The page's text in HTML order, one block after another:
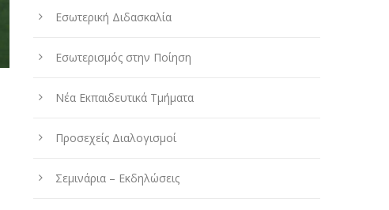
Εσωτερική Διδασκαλία
Εσωτερισμός στην Ποίηση
Νέα Εκπαιδευτικά Τμήματα
Προσεχείς Διαλογισμοί
Σεμινάρια – Εκδηλώσεις